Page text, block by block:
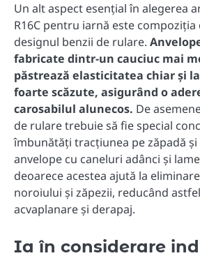
Un alt aspect esențial în alegerea
R16C pentru iarnă este compoziția
designul benzii de rulare.
fabricate dintr-un cauciuc mai
păstrează elasticitatea chiar și
foarte scăzute, asigurând o
carosabilul alunecos. De
de rulare trebuie să fie special
îmbunătăți tracțiunea pe zăpadă și
anvelope cu caneluri adânci și
deoarece acestea ajută la
noroiului și zăpezii, reducând
acvaplanare și derapaj.
Ia în considerare